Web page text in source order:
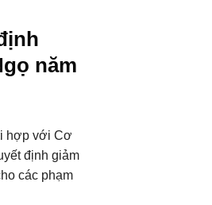
năm
hợp với Cơ
định giảm
các phạm